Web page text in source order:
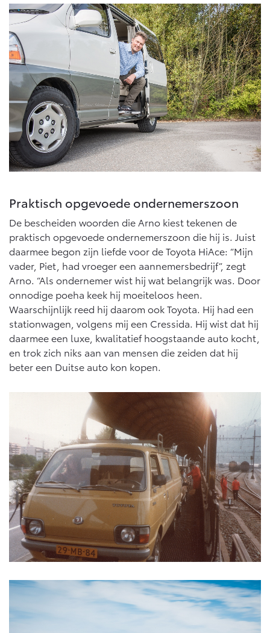
Praktisch opgevoede ondernemerszoon
De bescheiden woorden die Arno kiest tekenen de
praktisch opgevoede ondernemerszoon die hij is. Juist
daarmee begon zijn liefde voor de Toyota HiAce: “Mijn
vader, Piet, had vroeger een aannemersbedrijf”, zegt
Arno. “Als ondernemer wist hij wat belangrijk was. Door
onnodige poeha keek hij moeiteloos heen.
Waarschijnlijk reed hij daarom ook Toyota. Hij had een
stationwagen, volgens mij een Cressida. Hij wist dat hij
daarmee een luxe, kwalitatief hoogstaande auto kocht,
en trok zich niks aan van mensen die zeiden dat hij
beter een Duitse auto kon kopen.